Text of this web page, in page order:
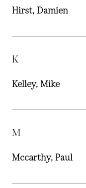
Hirst, Damien
K
Kelley, Mike
M
Mccarthy, Paul